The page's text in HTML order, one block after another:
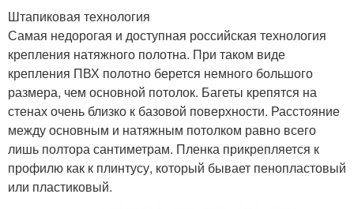
Штапиковая технология
Самая недорогая и доступная российская технология
крепления натяжного полотна. При таком виде
крепления ПВХ полотно берется немного большого
размера, чем основной потолок. Багеты крепятся на
стенах очень близко к базовой поверхности. Расстояние
между основным и натяжным потолком равно всего
лишь полтора сантиметрам. Пленка прикрепляется к
профилю как к плинтусу, который бывает пенопластовый
или пластиковый.